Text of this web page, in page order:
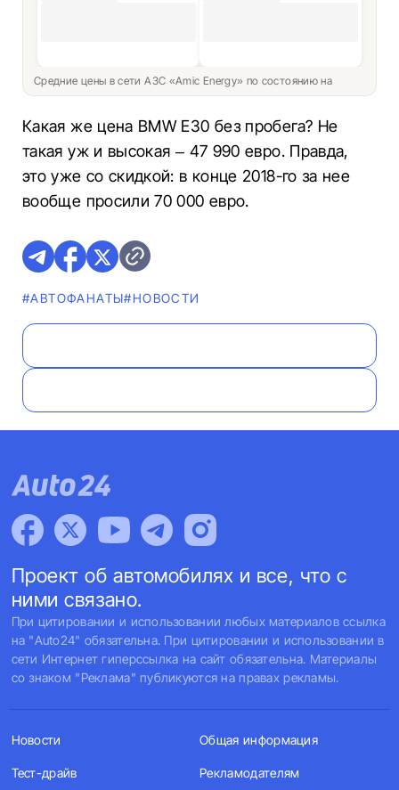
Средние цены в сети АЗС «Amic Energy» по состоянию на
Какая же цена BMW E30 без пробега? Не
такая уж и высокая – 47 990 евро. Правда,
это уже со скидкой: в конце 2018-го за нее
вообще просили 70 000 евро.
#AВТОФАНАТЫ#НОВОСТИ
Проект об автомобилях и все, что с
ними связано.
При цитировании и использовании любых материалов ссылка
на "Auto24" обязательна. При цитировании и использовании в
сети Интернет гиперссылка на сайт обязательна. Материалы
со знаком "Реклама" публикуются на правах рекламы.
Новости
Тест-драйв
Общая информация
Рекламодателям